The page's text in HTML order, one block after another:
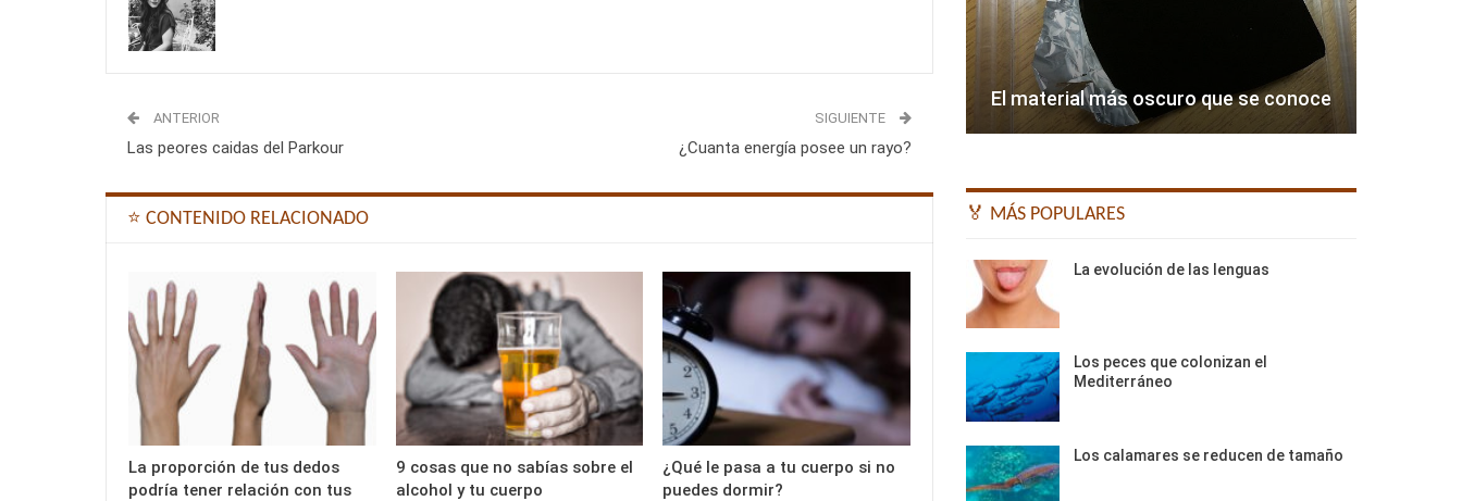
ANTERIOR
Las peores caidas del Parkour
SIGUIENTE
¿Cuanta energía posee un rayo?
⭐ CONTENIDO RELACIONADO
La proporción de tus dedos
podría tener relación con tus
9 cosas que no sabías sobre el
alcohol y tu cuerpo
¿Qué le pasa a tu cuerpo si no
puedes dormir?
El material más oscuro que se conoce
🏅 MÁS POPULARES
La evolución de las lenguas
Los peces que colonizan el
Mediterráneo
Los calamares se reducen de tamaño